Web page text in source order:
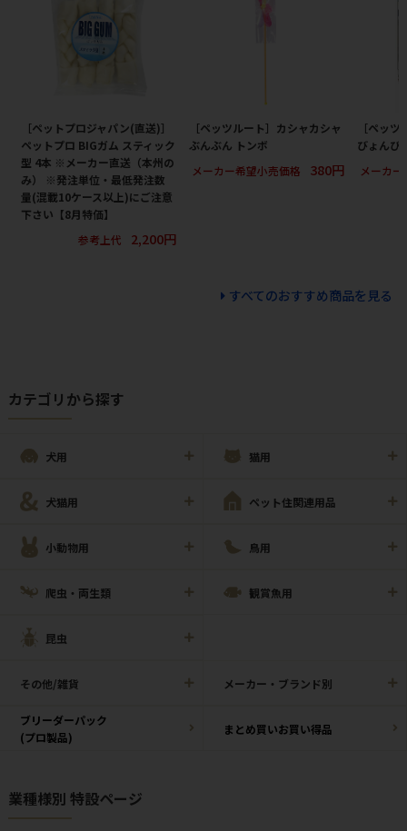
［ペットプロジャパン(直送)］
ペットプロ BIGガム スティック
型 4本 ※メーカー直送（本州の
み） ※発注単位・最低発注数
量(混載10ケース以上)にご注意
下さい【8月特価】
参考上代
2,200円
［ペッツルート］カシャカシャ
ぶんぶん トンボ
メーカー希望小売価格
380円
［ペッ
びょんび
メーカ
すべてのおすすめ商品を見る
カテゴリから探す
犬用 猫用
犬猫用 ペット住関連用品
小動物用 鳥用
爬虫・両生類 観賞魚用
昆虫
その他/雑貨 メーカー・ブランド別
ブリーダーパック
(プロ製品)
まとめ買いお買い得品
業種様別 特設ページ